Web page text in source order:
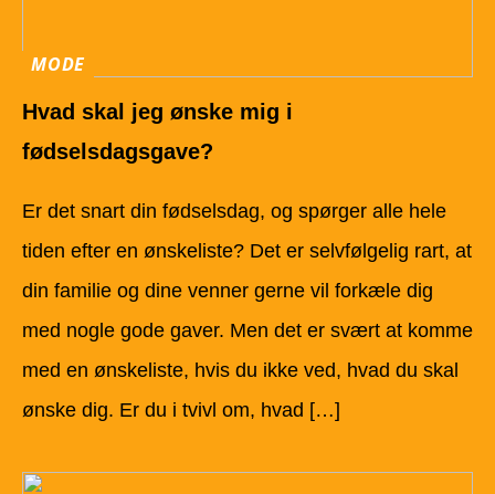
MODE
Hvad skal jeg ønske mig i
fødselsdagsgave?
Er det snart din fødselsdag, og spørger alle hele
tiden efter en ønskeliste? Det er selvfølgelig rart, at
din familie og dine venner gerne vil forkæle dig
med nogle gode gaver. Men det er svært at komme
med en ønskeliste, hvis du ikke ved, hvad du skal
ønske dig. Er du i tvivl om, hvad […]